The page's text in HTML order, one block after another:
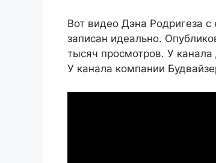
Вот видео Дэна Родригеза с
записан идеально.
тысяч просмотров. У
У канала компании